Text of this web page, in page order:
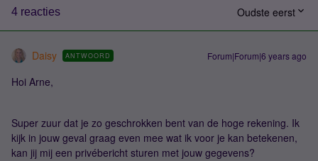
4 reacties Oudste eerst
Daisy ANTWOORD Forum|Forum|6 years ago
Hoi Arne,
Super zuur dat je zo geschrokken bent van de hoge rekening. Ik
kijk in jouw geval graag even mee wat ik voor je kan betekenen,
kan jij mij een privébericht sturen met jouw gegevens?